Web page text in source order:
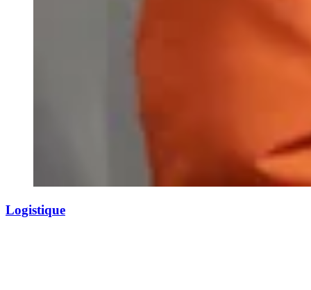
Logistique